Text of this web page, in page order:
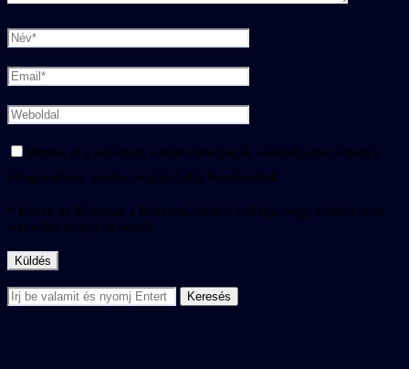
Mentse el a nevemet, e-mail címemet és webhelyemet ebben a
böngészőben, amikor legközelebb hozzászólok.
* Ennek az űrlapnak a felhasználásával vállalja, hogy adatait ezen
weboldal tárolja és kezeli.